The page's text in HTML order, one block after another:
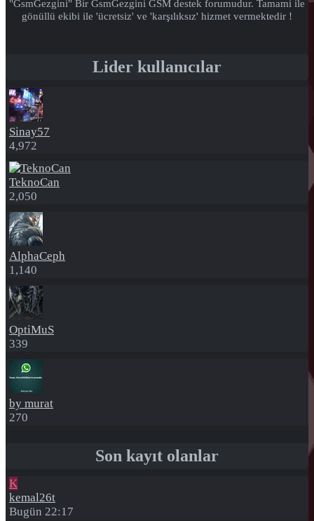
"GsmGezgini" Bir GsmGezgini GSM destek forumudur. Tamami ile
gönüllü ekibi ile 'ücretsiz' ve 'karşılıksız' hizmet vermektedir !
Lider kullanıcılar
Sinay57
4,972
TeknoCan
2,050
AlphaCeph
1,140
OptiMuS
339
by murat
270
Son kayıt olanlar
K
kemal26t
Bugün 22:17